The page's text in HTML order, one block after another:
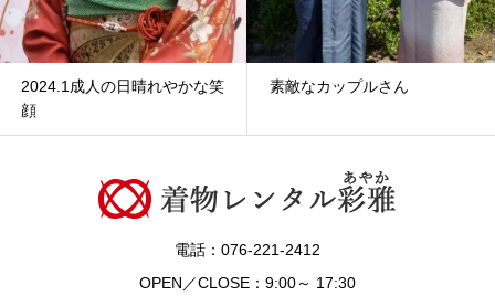
2024.1成人の日晴れやかな笑
顔
素敵なカップルさん
電話：076-221-2412
OPEN／CLOSE：9:00～ 17:30